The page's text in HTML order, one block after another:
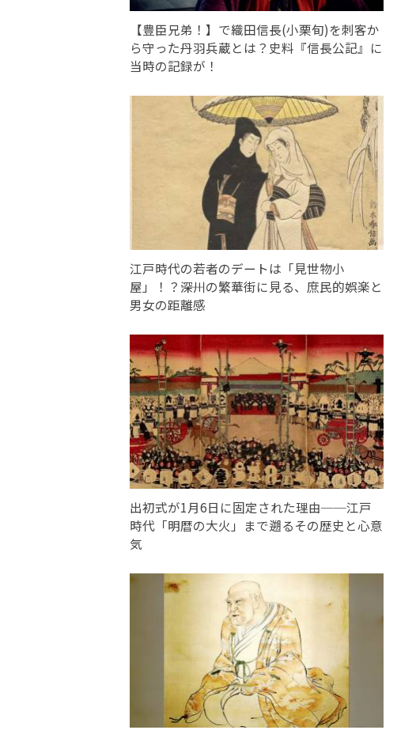
【豊臣兄弟！】で織田信長(小栗旬)を刺客か
ら守った丹羽兵蔵とは？史料『信長公記』に
当時の記録が！
江戸時代の若者のデートは「見世物小
屋」！？――深川の繁華街に見る、庶民的娯楽と
男女の距離感
出初式が1月6日に固定された理由──江戸
時代「明暦の大火」まで遡るその歴史と心意
気